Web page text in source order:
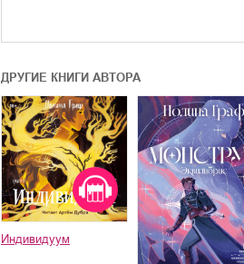
ДРУГИЕ КНИГИ АВТОРА
Индивидуум